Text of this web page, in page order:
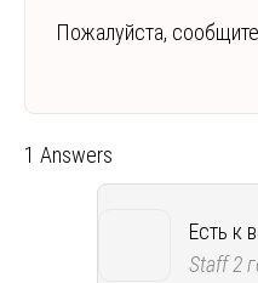
Пожалуйста,
1 Answers
Есть к
Staff2